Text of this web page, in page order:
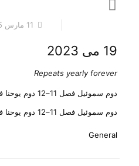
11 مارس 2025
19 می 2023
Repeats yearly forever
دوم سموئیل فصل 11–12 دوم یوحنا فصل 1
دوم سموئیل فصل 11–12 دوم یوحنا فصل 1
General